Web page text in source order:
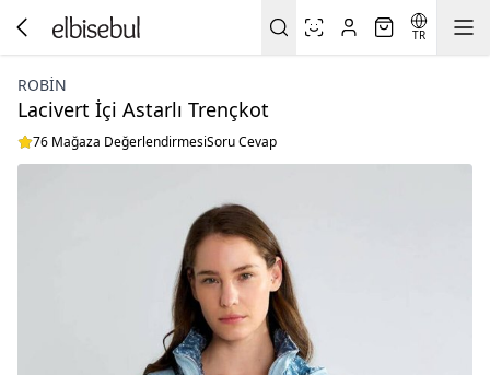
TR
ROBIN
Lacivert İçi Astarlı Trençkot
76 Mağaza DeğerlendirmesiSoru Cevap